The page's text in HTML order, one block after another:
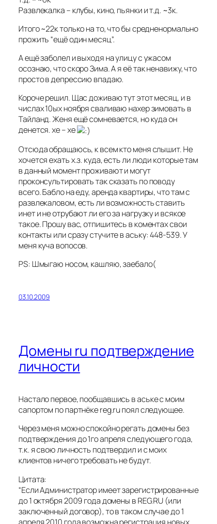
Развлекалка – клубы, кино, пьянки и т.д. ~3к.
Итого ~22к только на то, что бы средненормально
прожить “ещё один месяц”.
А ещё заболел и выходя на улицу с ужасом
осознаю, что скоро Зима. А я её так ненавижу, что
просто в депрессию впадаю.
Короче решил. Щас доживаю тут этот месяц, и в
числах 10ых ноября сваливаю нахер зимовать в
Тайланд. Женя ещё сомневается, но куда он
денется. хе – хе
Отсюда обращаюсь, к всем кто меня слышит. Не
хочется ехать х.з. куда, есть ли люди которые там
в данный момент проживают и могут
проконсультировать так сказать по поводу
всего. Бабло на еду, аренда квартиры, что там с
развлекаловом, есть ли возможность ставить
инет и не отрубают ли его за нагрузку и всякое
такое. Прошу вас, отпишитесь в коментах свои
контакты или сразу стучите в аську: 448-539. У
меня куча вопосов.
PS: Шмыгаю носом, кашляю, заебало(
03.10.2009
Домены ru подтверждение
личности
Настало первое, пообщавшись в аське с моим
сапортом по партнёке reg.ru поял следующее.
Через меня можно спокойно регать домены без
подтверждения до 1го апреля следующего года,
т.к. я свою личность подтвердил и с моих
клиентов ничего требовать не будут.
Цитата:
“Если Администратор имеет зарегистрированные
до 1 октября 2009 года домены в REG.RU (или
заключенный договор), то в таком случае до 1
апреля 2010 года возможна регистрация новых